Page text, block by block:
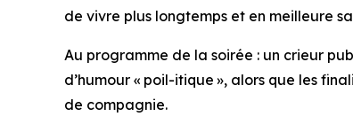
de vivre plus longtemps et en meilleure
Au programme de la soirée : un crieur
d’humour « poil-itique », alors que les
de compagnie.